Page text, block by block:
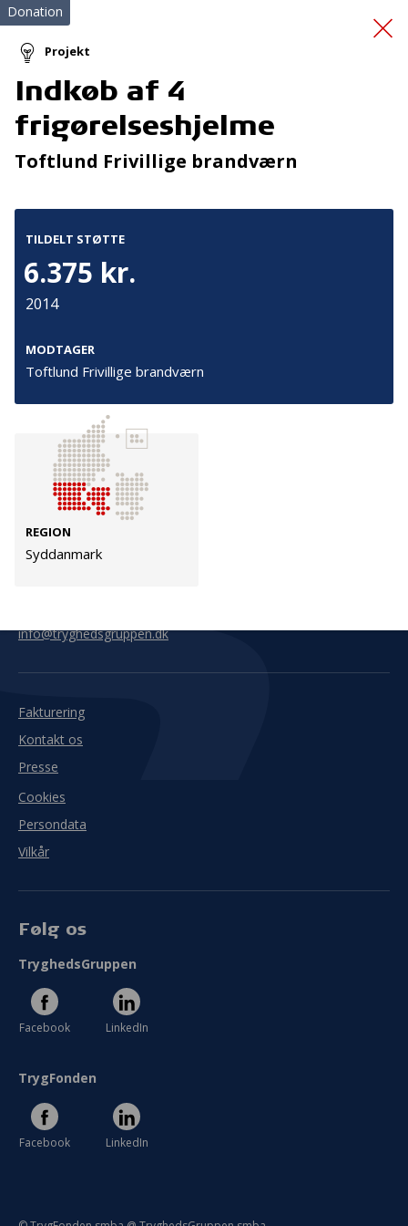
Førstehjælpskurser
Donation
Projekt
Indkøb af 4
frigørelseshjelme
Toftlund Frivillige brandværn
TILDELT STØTTE
6.375 kr.
2014
MODTAGER
Toftlund Frivillige brandværn
REGION
Syddanmark
Tilmeld nyhedsbrev
De seneste nyheder om TrygFondens og TryghedsGruppens
Tilmeld
Kontakt
TrygFonden
45 26 08 00
info@trygfonden.dk
info@tryghedsgruppen.dk
Fakturering
Kontakt os
Presse
Cookies
Persondata
Vilkår
Følg os
TryghedsGruppen
Facebook LinkedIn
TrygFonden
Facebook LinkedIn